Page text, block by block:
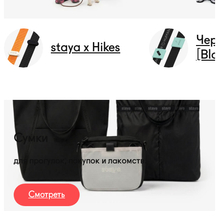
staya x Hikes
Сумки
для прогулок, покупок и лакомств.
Смотреть